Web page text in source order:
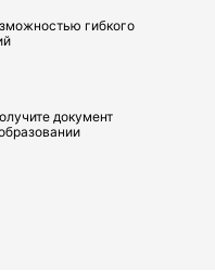
гибкого
документ